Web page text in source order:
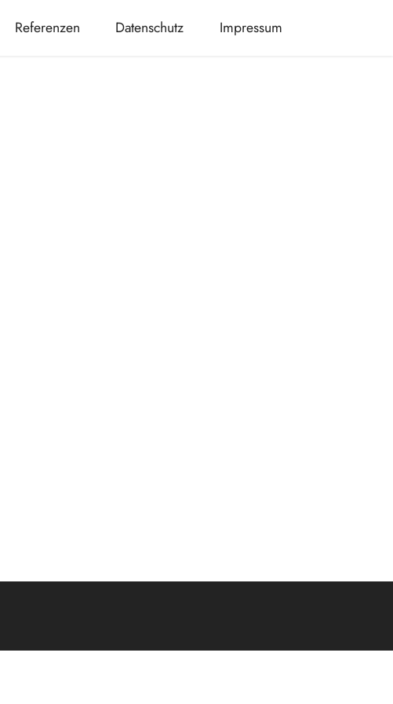
Referenzen Datenschutz Impressum